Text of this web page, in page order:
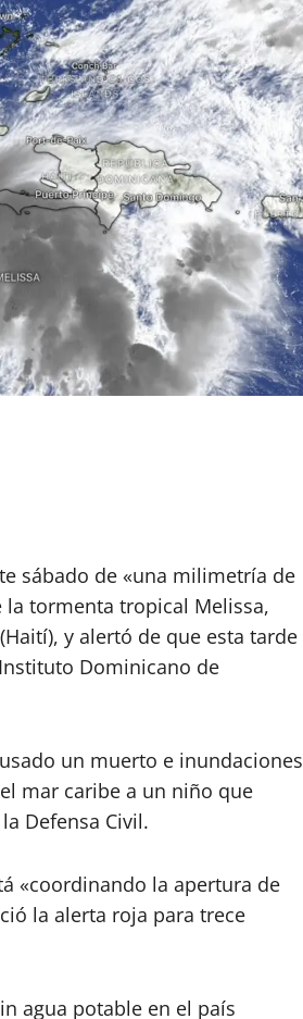
sábado de «una milimetría de
la tormenta tropical Melissa,
y alertó de que esta tarde
Dominicano de
un muerto e inundaciones
mar caribe a un niño que
Defensa Civil.
«coordinando la apertura de
la alerta roja para trece
agua potable en el país